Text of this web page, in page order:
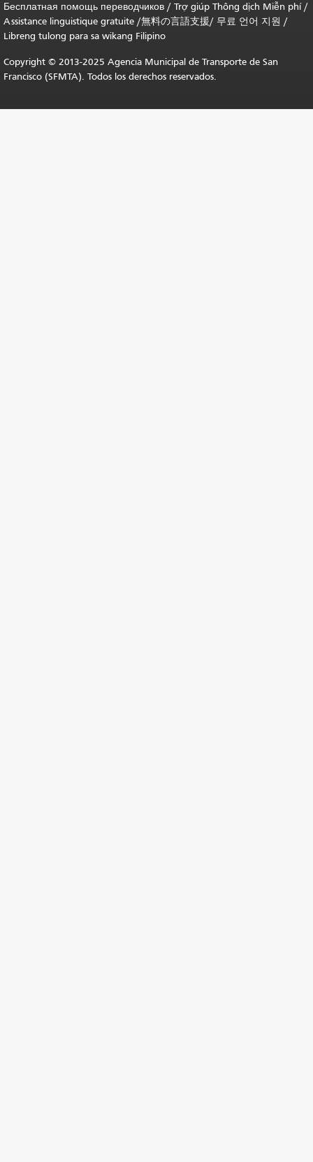
Бесплатная помощь переводчиков / Trợ giúp Thông dịch Miễn phí/
Assistance linguistique gratuite /無料の言語支援/ 무료 언어 지원 /
Libreng tulong para sa wikang Filipino
Copyright © 2013-2025 Agencia Municipal de Transporte de San
Francisco (SFMTA). Todos los derechos reservados.